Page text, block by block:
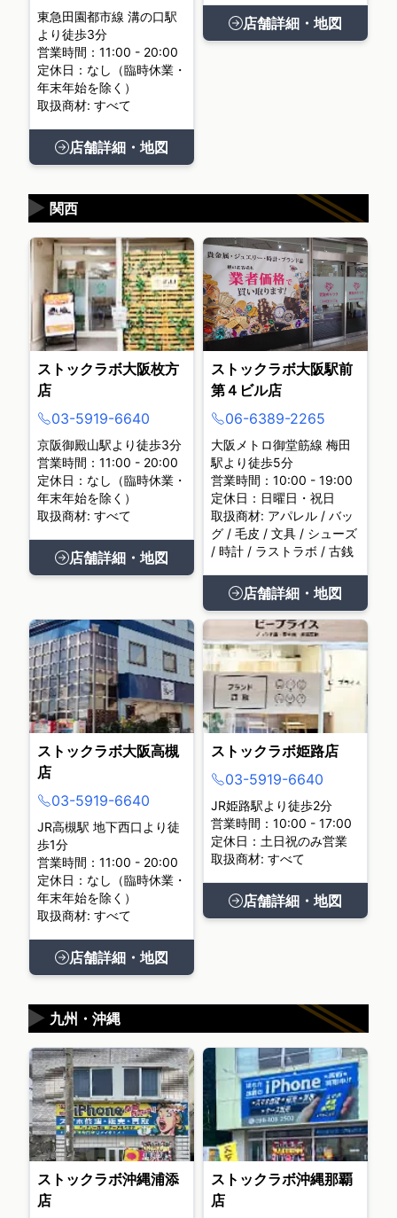
東急田園都市線 溝の口駅
より徒歩3分
営業時間：11:00 - 20:00
定休日：なし（臨時休業・
年末年始を除く）
取扱商材: すべて
店舗詳細・地図
店舗詳細・地図
関西
▶
ストックラボ大阪枚方
店
03-5919-6640
京阪御殿山駅より徒歩3分
営業時間：11:00 - 20:00
定休日：なし（臨時休業・
年末年始を除く）
取扱商材: すべて
店舗詳細・地図
ストックラボ大阪駅前
第４ビル店
06-6389-2265
大阪メトロ御堂筋線 梅田
駅より徒歩5分
営業時間：10:00 - 19:00
定休日：日曜日・祝日
取扱商材: アパレル / バッ
グ / 毛皮 / 文具 / シューズ
/ 時計 / ラストラボ / 古銭
店舗詳細・地図
ストックラボ大阪高槻
店
03-5919-6640
JR高槻駅 地下西口より徒
歩1分
営業時間：11:00 - 20:00
定休日：なし（臨時休業・
年末年始を除く）
取扱商材: すべて
店舗詳細・地図
ストックラボ姫路店
03-5919-6640
JR姫路駅より徒歩2分
営業時間：10:00 - 17:00
定休日：土日祝のみ営業
取扱商材: すべて
店舗詳細・地図
九州・沖縄
▶
ストックラボ沖縄浦添
店
ストックラボ沖縄那覇
店